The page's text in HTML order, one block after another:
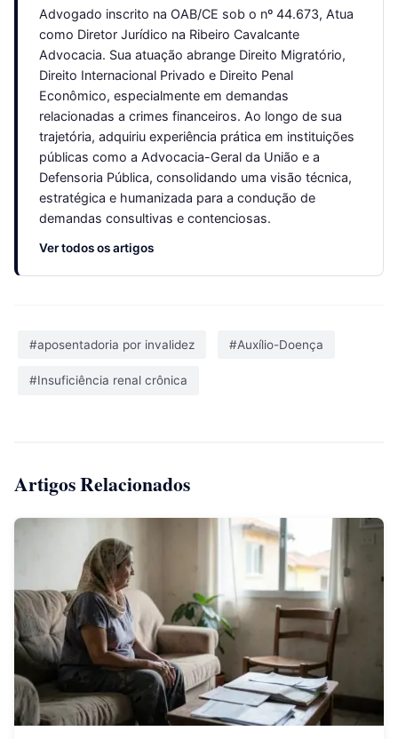
Advogado inscrito na OAB/CE sob o nº 44.673, Atua
como Diretor Jurídico na Ribeiro Cavalcante
Advocacia. Sua atuação abrange Direito Migratório,
Direito Internacional Privado e Direito Penal
Econômico, especialmente em demandas
relacionadas a crimes financeiros. Ao longo de sua
trajetória, adquiriu experiência prática em instituições
públicas como a Advocacia-Geral da União e a
Defensoria Pública, consolidando uma visão técnica,
estratégica e humanizada para a condução de
demandas consultivas e contenciosas.
Ver todos os artigos
#aposentadoria por invalidez #Auxílio-Doença
#Insuficiência renal crônica
Artigos Relacionados